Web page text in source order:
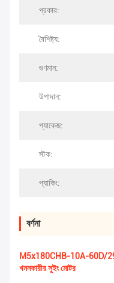
প্রকার:
বৈশিষ্ট্য:
গুণমান:
উপাদান:
প্যাকেজ:
স্টক:
প্যাকিং:
বর্ণনা
M5x180CHB-10A-60D/
খননকারীর সুইং মোটর